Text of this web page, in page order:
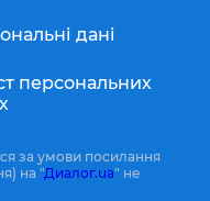
дані
персональних
за умови посилання
на "Диалог.ua" не